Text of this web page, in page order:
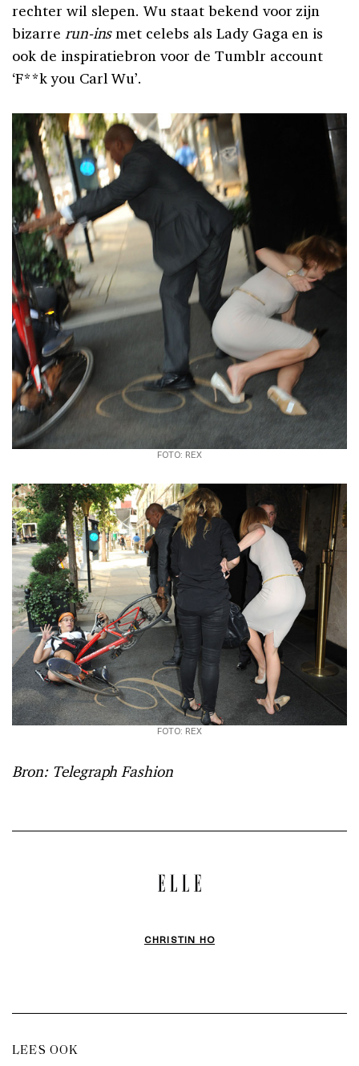
rechter wil slepen. Wu staat bekend voor zijn
bizarre run-insmet celebs als Lady Gaga en is
ook de inspiratiebron voor de Tumblr account
‘F**k you Carl Wu’.
FOTO: REX
FOTO: REX
Bron: Telegraph Fashion
CHRISTIN HO
LEES OOK